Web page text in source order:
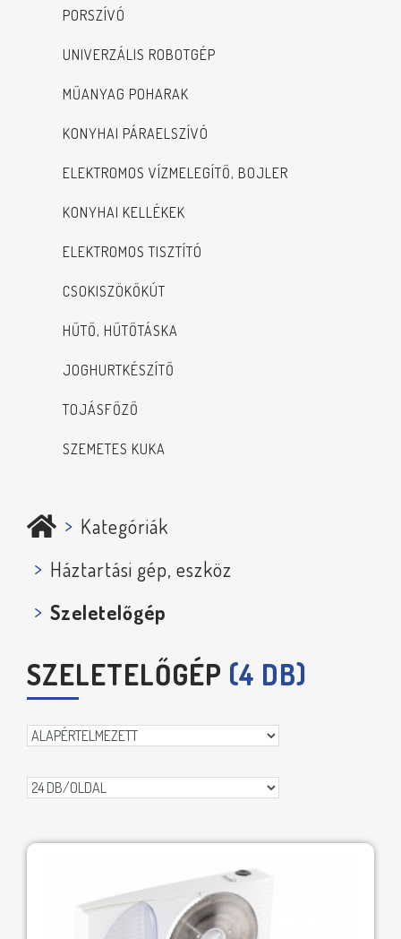
PORSZÍVÓ
UNIVERZÁLIS ROBOTGÉP
MŰANYAG POHARAK
KONYHAI PÁRAELSZÍVÓ
ELEKTROMOS VÍZMELEGÍTŐ, BOJLER
KONYHAI KELLÉKEK
ELEKTROMOS TISZTÍTÓ
CSOKISZÖKŐKÚT
HŰTŐ, HŰTŐTÁSKA
JOGHURTKÉSZÍTŐ
TOJÁSFŐZŐ
SZEMETES KUKA
Kategóriák
Háztartási gép, eszköz
Szeletelőgép
SZELETELŐGÉP (4 DB)